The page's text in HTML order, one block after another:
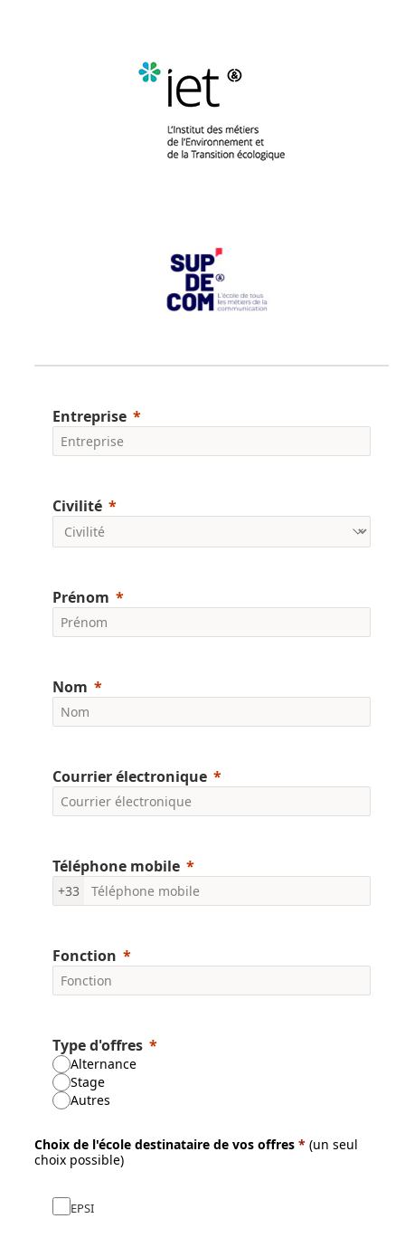
Entreprise
Civilité
Prénom
Nom
Courrier électronique
Téléphone mobile
+33
Fonction
Type d'offres
Alternance
Stage
Autres
Choix de l'école destinataire de vos offres * (un seul
choix possible)
EPSI